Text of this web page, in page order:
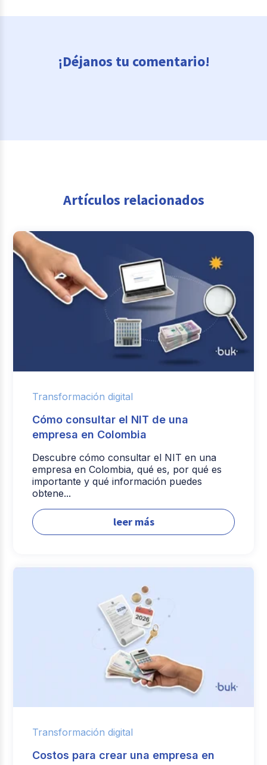
¡Déjanos tu comentario!
Artículos relacionados
Transformación digital
Cómo consultar el NIT de una
empresa en Colombia
Descubre cómo consultar el NIT en una
empresa en Colombia, qué es, por qué es
importante y qué información puedes
obtene...
leer más
Transformación digital
Costos para crear una empresa en